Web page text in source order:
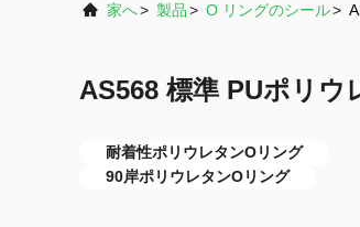
家へ> 製品> O リングのシール>
AS568 標準 PUポリウ
耐着性ポリウレタンOリング
90岸ポリウレタンOリング